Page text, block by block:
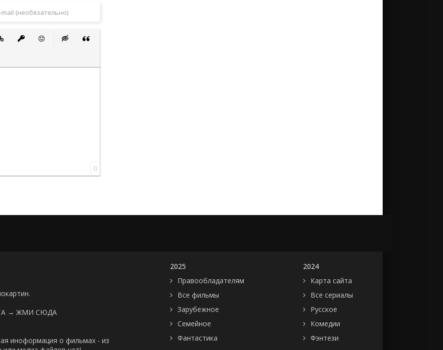
0
→ ЖМИ СЮДА
иноформация о фильмах - из
2025
Правообладателям
Все фильмы
Зарубежное
Семейное
Фантастика
2024
Карта сайта
Все сериалы
Русское
Комедии
Фэнтези